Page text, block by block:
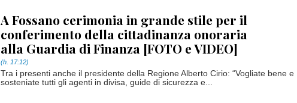
A Fossano cerimonia in grande stile per il
conferimento della cittadinanza onoraria
alla Guardia di Finanza [FOTO e VIDEO]
(h. 17:12)
Tra i presenti anche il presidente della Regione Alberto Cirio: “Vogliate bene e
sosteniate tutti gli agenti in divisa, guide di sicurezza e...